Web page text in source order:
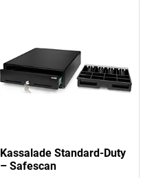
Kassalade Standard-Duty
– Safescan